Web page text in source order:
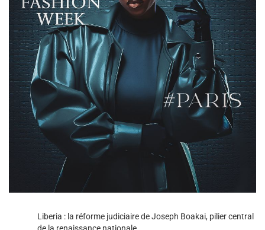
Liberia : la réforme judiciaire de Joseph Boakai, pilier central